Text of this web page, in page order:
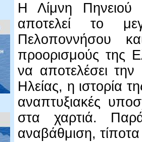
Η Λίμνη Πηνειού
αποτελεί το
Πελοποννήσου
προορισμούς της
να αποτελέσει
Ηλείας, η ιστορία
αναπτυξιακές
στα χαρτιά.
αναβάθμιση, τίποτα